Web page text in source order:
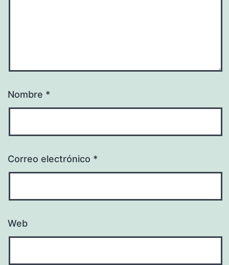
Nombre *
Correo electrónico *
Web